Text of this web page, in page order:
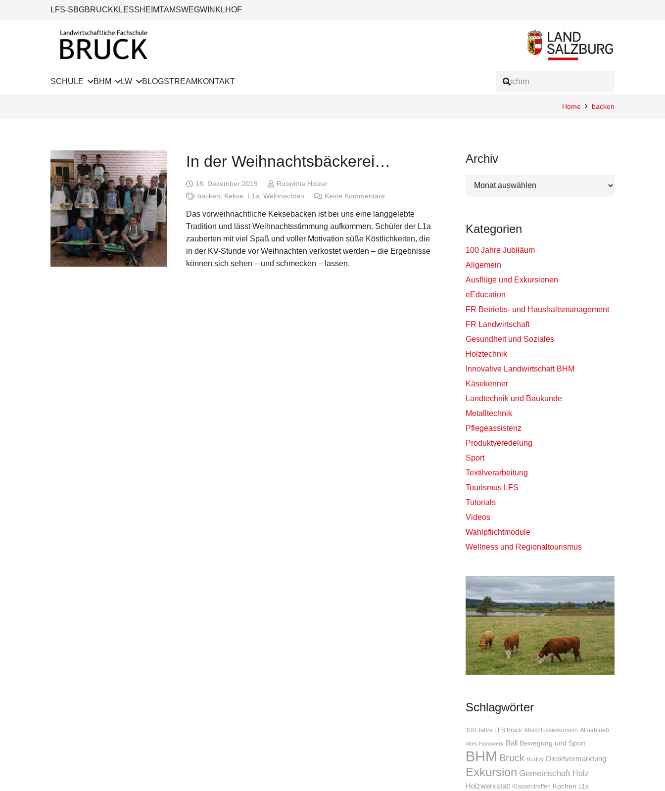
LFS-SBGBRUCKKLESSHEIMTAMSWEGWINKLHOF
SCHULE BHM LW BLOGSTREAM KONTAKT
Home backen
In der Weihnachtsbäckerei…
18. Dezember 2019
Roswitha Holzer
backen
Kekse L1a ,Weihnachten Keine Kommentare
Das vorweihnachtliche Keksebacken ist bei uns eine langgelebte
Tradition und lässt Weihnachtsstimmung aufkommen. Schüler der L1a
zauberten mit viel Spaß und voller Motivation süße Köstlichkeiten, die
in der KV-Stunde vor Weihnachten verkostet werden – die Ergebnisse
können sich sehen – und schmecken – lassen.
Archiv
Archiv
Kategorien
100 Jahre Jubiläum
Allgemein
Ausflüge und Exkursionen
eEducation
FR Betriebs- und Haushaltsmanagement
FR Landwirtschaft
Gesundheit und Soziales
Holztechnik
Innovative Landwirtschaft BHM
Käsekenner
Landtechnik und Baukunde
Metalltechnik
Pflegeassistenz
Produktveredelung
Sport
Textilverarbeitung
Tourismus LFS
Tutorials
Videos
Wahlpflichtmodule
Wellness und Regionaltourismus
Schlagwörter
100 Jahre LFS Bruck Abschlussexkursion Almabtrieb
Altes Handwerk Ball Bewegung und Sport
BHM Bruck Buddy Direktvermarktung
Exkursion Gemeinschaft Holz
Holzwerkstatt Klassentreffen Kochen L1a